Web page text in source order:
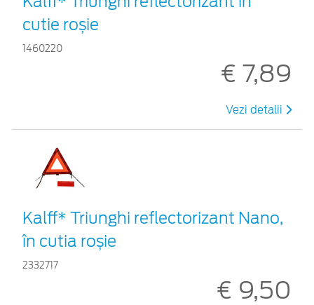
cutie roșie
1460220
€ 7,89
Vezi detalii
Kalff* Triunghi reflectorizant Nano,
în cutia roșie
2332717
€ 9,50